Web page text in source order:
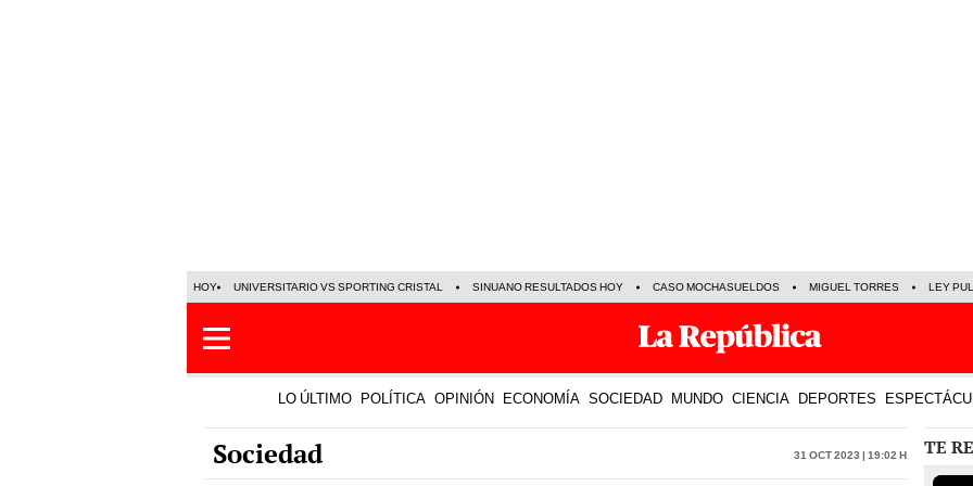
HOY UNIVERSITARIO VS SPORTING CRISTAL SINUANO RESULTADOS HOY CASO MOCHASUELDOS MIGUEL TORRES LEY
LO ÚLTIMO POLÍTICA OPINIÓN ECONOMÍA SOCIEDAD MUNDO CIENCIA DEPORTES
Sociedad 31 Oct 2023 | 19:02 h TE